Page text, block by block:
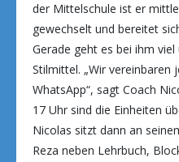
der Mittelschule ist er
gewechselt und bereitet
Gerade geht es bei ihm
Stilmittel. „Wir vereinbaren
WhatsApp“, sagt Coach
17 Uhr sind die Einheiten
Nicolas sitzt dann an
Reza neben Lehrbuch,